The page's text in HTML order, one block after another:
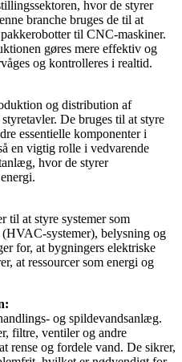
hvor de styrer
branche bruges de til at
til CNC-maskiner.
gøres mere effektiv og
og kontrolleres i realtid.
og distribution af
De bruges til at styre
essentielle komponenter i
en vigtig rolle i vedvarende
hvor de styrer
til at styre systemer som
systemer), belysning og
for, at bygningers elektriske
at ressourcer som energi og
og spildevandsanlæg.
filtre, ventiler og andre
rense og fordele vand. De sikrer,